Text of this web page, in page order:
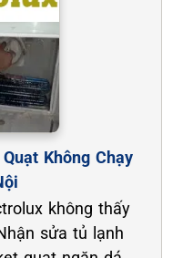
Không Chạy
không thấy
sửa tủ lạnh